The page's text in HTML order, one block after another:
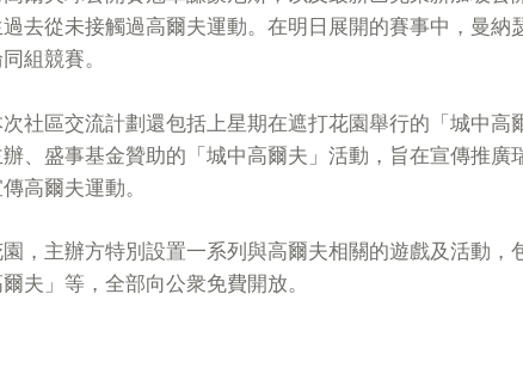
去從未接觸過高爾夫運動。在明日展開的賽事中，曼納
組競賽。
社區交流計劃還包括上星期在遮打花園舉行的「城中高
、盛事基金贊助的「城中高爾夫」活動，旨在宣傳推廣
高爾夫運動。
，主辦方特別設置一系列與高爾夫相關的遊戲及活動，
夫」等，全部向公衆免費開放。